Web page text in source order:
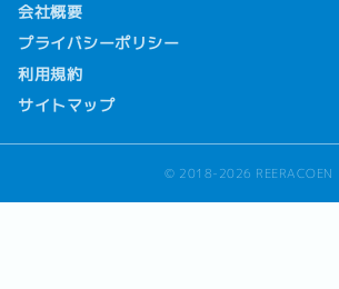
会社概要
プライバシーポリシー
利用規約
サイトマップ
© 2018-2026 REERACOEN